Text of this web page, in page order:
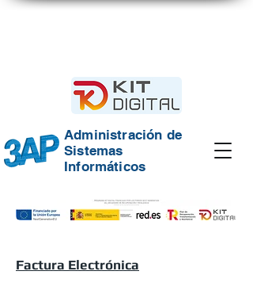
Administración de
Sistemas
Informáticos
Factura Electrónica